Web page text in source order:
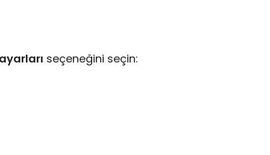
seçeneğini seçin: